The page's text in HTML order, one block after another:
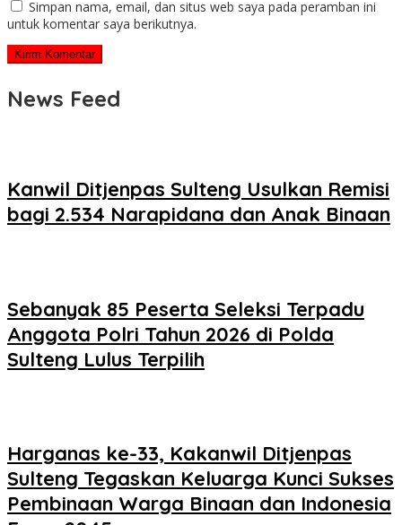
Simpan nama, email, dan situs web saya pada peramban ini
untuk komentar saya berikutnya.
News Feed
Kanwil Ditjenpas Sulteng Usulkan Remisi
bagi 2.534 Narapidana dan Anak Binaan
Sebanyak 85 Peserta Seleksi Terpadu
Anggota Polri Tahun 2026 di Polda
Sulteng Lulus Terpilih
Harganas ke-33, Kakanwil Ditjenpas
Sulteng Tegaskan Keluarga Kunci Sukses
Pembinaan Warga Binaan dan Indonesia